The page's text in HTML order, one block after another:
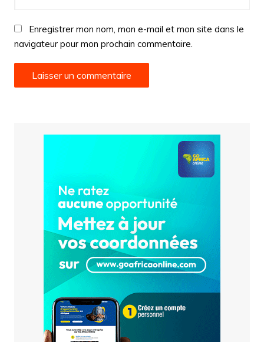
Enregistrer mon nom, mon e-mail et mon site dans le
navigateur pour mon prochain commentaire.